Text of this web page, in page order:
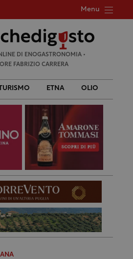
Menu
per:
DI ENOGASTRONOMIA •
FABRIZIO CARRERA
ETNA OLIO